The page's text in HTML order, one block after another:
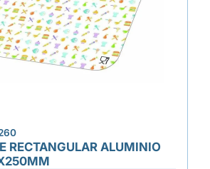
RECTANGULAR ALUMINIO